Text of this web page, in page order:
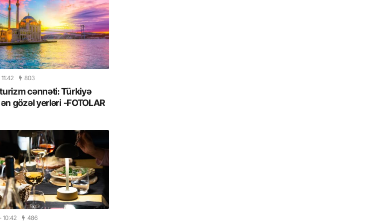
803
cənnəti: Türkiyə
gözəl yerləri -FOTOLAR
10:42 486